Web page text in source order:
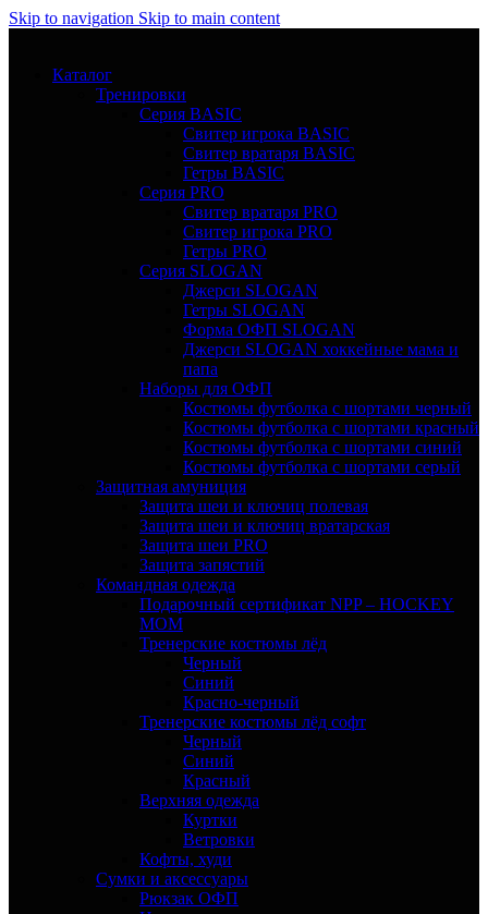
Skip to navigation Skip to main content
Каталог
Тренировки
Серия BASIC
Свитер игрока BASIC
Свитер вратаря BASIC
Гетры BASIC
Серия PRO
Свитер вратаря PRO
Свитер игрока PRO
Гетры PRO
Серия SLOGAN
Джерси SLOGAN
Гетры SLOGAN
Форма ОФП SLOGAN
Джерси SLOGAN хоккейные мама и
папа
Наборы для ОФП
Костюмы футболка с шортами черный
Костюмы футболка с шортами красный
Костюмы футболка с шортами синий
Костюмы футболка с шортами серый
Защитная амуниция
Защита шеи и ключиц полевая
Защита шеи и ключиц вратарская
Защита шеи PRO
Защита запястий
Командная одежда
Подарочный сертификат NPP – HOCKEY
MOM
Тренерские костюмы лёд
Черный
Синий
Красно-черный
Тренерские костюмы лёд софт
Черный
Синий
Красный
Верхняя одежда
Куртки
Ветровки
Кофты, худи
Сумки и аксессуары
Рюкзак ОФП